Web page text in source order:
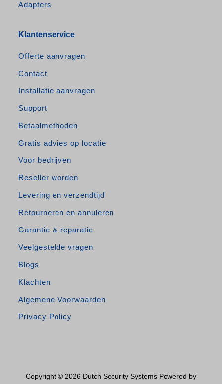
Adapters
Klantenservice
Offerte aanvragen
Contact
Installatie aanvragen
Support
Betaalmethoden
Gratis advies op locatie
Voor bedrijven
Reseller worden
Levering en verzendtijd
Retourneren en annuleren
Garantie & reparatie
Veelgestelde vragen
Blogs
Klachten
Algemene Voorwaarden
Privacy Policy
Copyright © 2026 Dutch Security Systems Powered by